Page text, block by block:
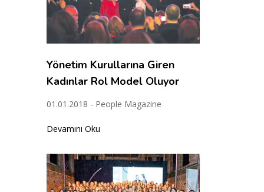
Yönetim Kurullarına Giren
Kadınlar Rol Model Oluyor
01.01.2018 - People Magazine
Devamını Oku